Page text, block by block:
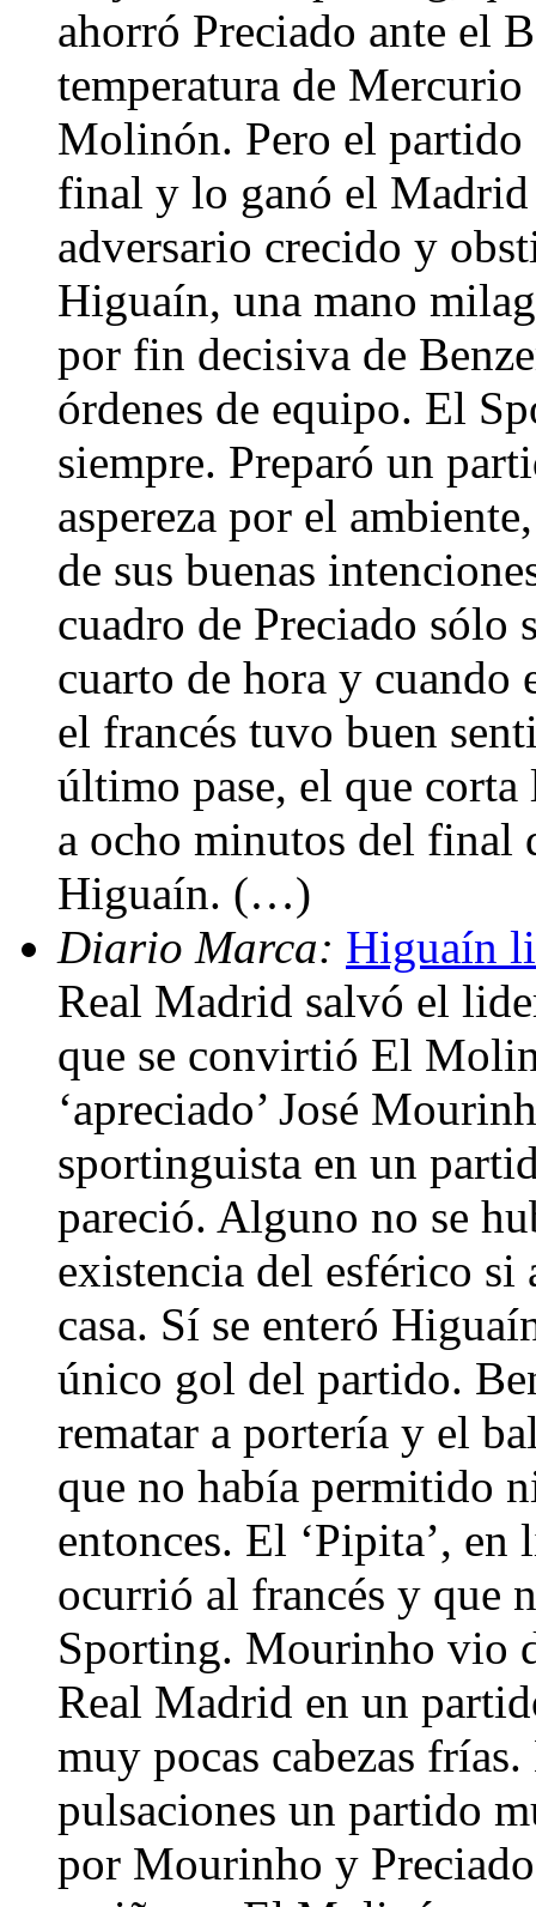
ahorró Preciado ante el
temperatura de
Molinón. Pero el partido
final y lo ganó el Madrid
adversario crecido y
Higuaín, una mano
por fin decisiva de
órdenes de equipo. El
siempre. Preparó un
aspereza por el
de sus buenas
cuadro de Preciado sólo
cuarto de hora y cuando
el francés tuvo buen
último pase, el que corta
a ocho minutos del final
Higuaín. (…)
Diario Marca: Higuaín
Real Madrid salvó el
que se convirtió El
‘apreciado’ José
sportinguista en un
pareció. Alguno no se
existencia del esférico
casa. Sí se enteró
único gol del partido.
rematar a portería y el
que no había permitido
entonces. El ‘Pipita’,
ocurrió al francés y que
Sporting. Mourinho vio
Real Madrid en un
muy pocas cabezas
pulsaciones un partido
por Mourinho y